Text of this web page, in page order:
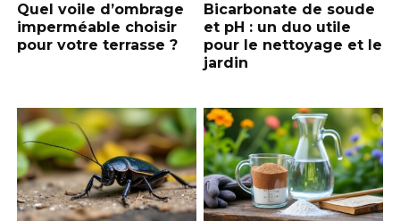
Quel voile d’ombrage
imperméable choisir
pour votre terrasse ?
Bicarbonate de soude
et pH : un duo utile
pour le nettoyage et le
jardin